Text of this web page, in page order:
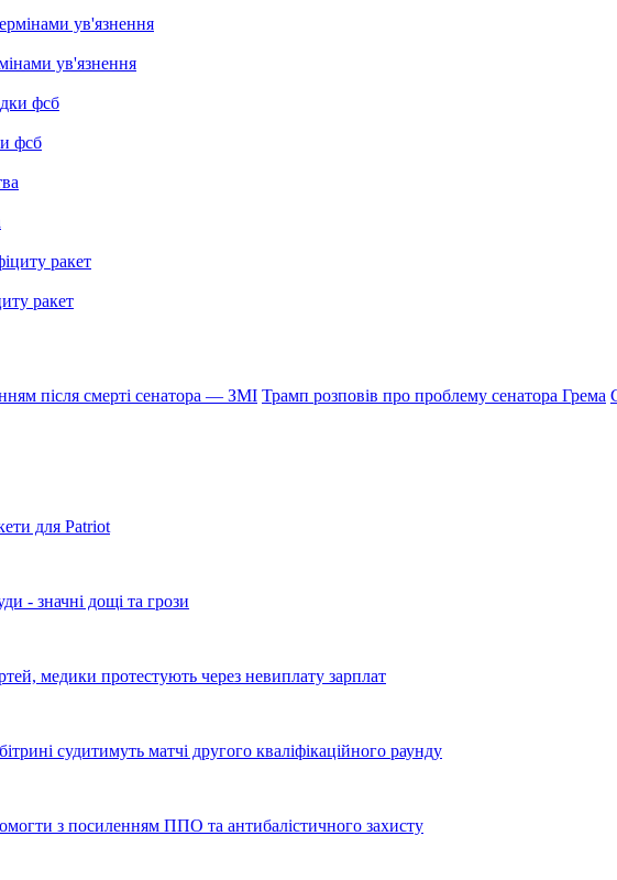
ув'язнення
фсб
ракет
після смерті сенатора — ЗМІ Трамп розповів про проблему сенатора Грема
для Patriot
- значні дощі та грози
медики протестують через невиплату зарплат
судитимуть матчі другого кваліфікаційного раунду
з посиленням ППО та антибалістичного захисту